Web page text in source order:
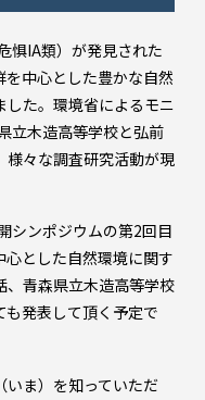
惧IA類）が発見された
中心とした豊かな自然
た。環境省によるモニ
立木造高等学校と弘前
様々な調査研究活動が現
シンポジウムの第2回目
とした自然環境に関す
、青森県立木造高等学校
発表して頂く予定で
いま）を知っていただ